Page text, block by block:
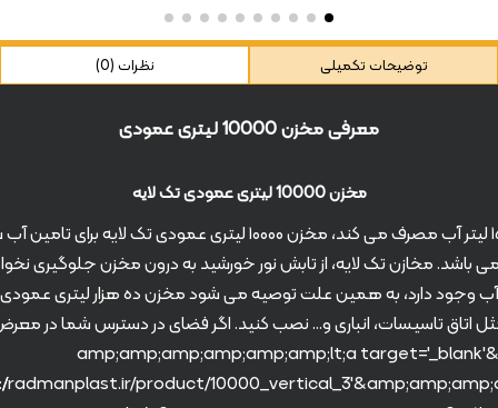
توضیحات تکمیلی نظرات (0)
معرفی مخزن 10000 لیتری عمودی
مخزن 10000 لیتری عمودی تک لایه
روزانه هر فرد تقریبا ۱۵۰ لیتر آب مصرف می کند، مخزن ۱۰۰۰۰ لیتری عمودی
کافی می باشد. مخازن تک لایه، از تابش نور خورشید به درون مخزن جلوگیری
وجود دارد، به همین علت توصیه می شود مخزن ده هزار لیتری عمودی
اتاق تاسیسات، انباری و… نصب کنید. اگر فضای در دسترس شما در
می باشد بهتر است از &amp;amp;amp;amp;amp;amp;lt;a target='_blank'